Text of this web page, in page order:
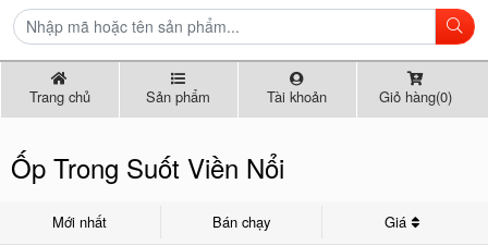
Trang chủ Sản phẩm Tài khoản Giỏ hàng(0)
Ốp Trong Suốt Viền Nổi
Mới nhất Bán chạy Giá